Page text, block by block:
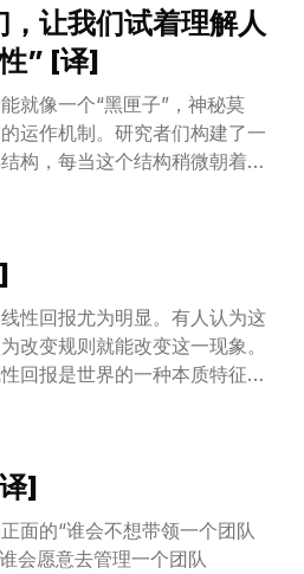
让我们试着理解人
” [译]
就像一个“黑匣子”，神秘莫
运作机制。研究者们构建了一
构，每当这个结构稍微朝着他
展一点，就给予它一些“奖
性回报尤为明显。有人认为这
改变规则就能改变这一现象。
回报是世界的一种本质特征，
副产品。我们在名誉、权力、
]
面的“谁会不想带领一个团队
会愿意去管理一个团队